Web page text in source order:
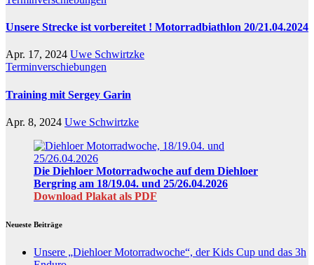
Unsere Strecke ist vorbereitet ! Motorradbiathlon 20/21.04.2024
Apr. 17, 2024 Uwe Schwirtzke
Terminverschiebungen
Training mit Sergey Garin
Apr. 8, 2024 Uwe Schwirtzke
Die Diehloer Motorradwoche auf dem Diehloer
Bergring am 18/19.04. und 25/26.04.2026
Download Plakat als PDF
Neueste Beiträge
Unsere „Diehloer Motorradwoche“, der Kids Cup und das 3h